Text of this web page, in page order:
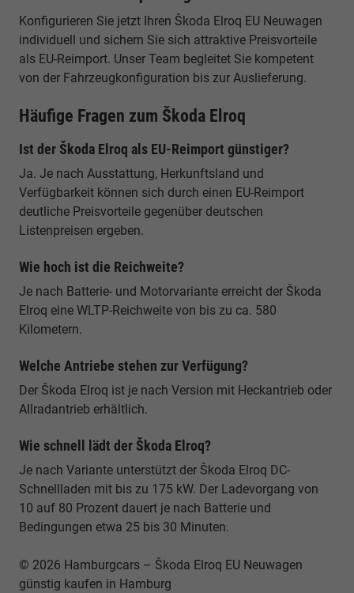
Konfigurieren Sie jetzt Ihren Škoda Elroq EU Neuwagen
individuell und sichern Sie sich attraktive Preisvorteile
als EU-Reimport. Unser Team begleitet Sie kompetent
von der Fahrzeugkonfiguration bis zur Auslieferung.
Häufige Fragen zum Škoda Elroq
Ist der Škoda Elroq als EU-Reimport günstiger?
Ja. Je nach Ausstattung, Herkunftsland und
Verfügbarkeit können sich durch einen EU-Reimport
deutliche Preisvorteile gegenüber deutschen
Listenpreisen ergeben.
Wie hoch ist die Reichweite?
Je nach Batterie- und Motorvariante erreicht der Škoda
Elroq eine WLTP-Reichweite von bis zu ca. 580
Kilometern.
Welche Antriebe stehen zur Verfügung?
Der Škoda Elroq ist je nach Version mit Heckantrieb oder
Allradantrieb erhältlich.
Wie schnell lädt der Škoda Elroq?
Je nach Variante unterstützt der Škoda Elroq DC-
Schnellladen mit bis zu 175 kW. Der Ladevorgang von
10 auf 80 Prozent dauert je nach Batterie und
Bedingungen etwa 25 bis 30 Minuten.
© 2026 Hamburgcars – Škoda Elroq EU Neuwagen
günstig kaufen in Hamburg